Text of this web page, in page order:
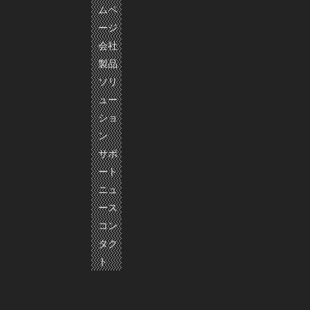
ムペ
ージ
会社
製品
ソリ
ュー
ショ
ン
サポ
ート
ニュ
ース
コン
タク
ト